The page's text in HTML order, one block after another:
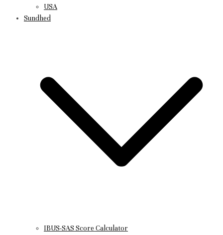
USA
Sundhed
IBUS-SAS Score Calculator